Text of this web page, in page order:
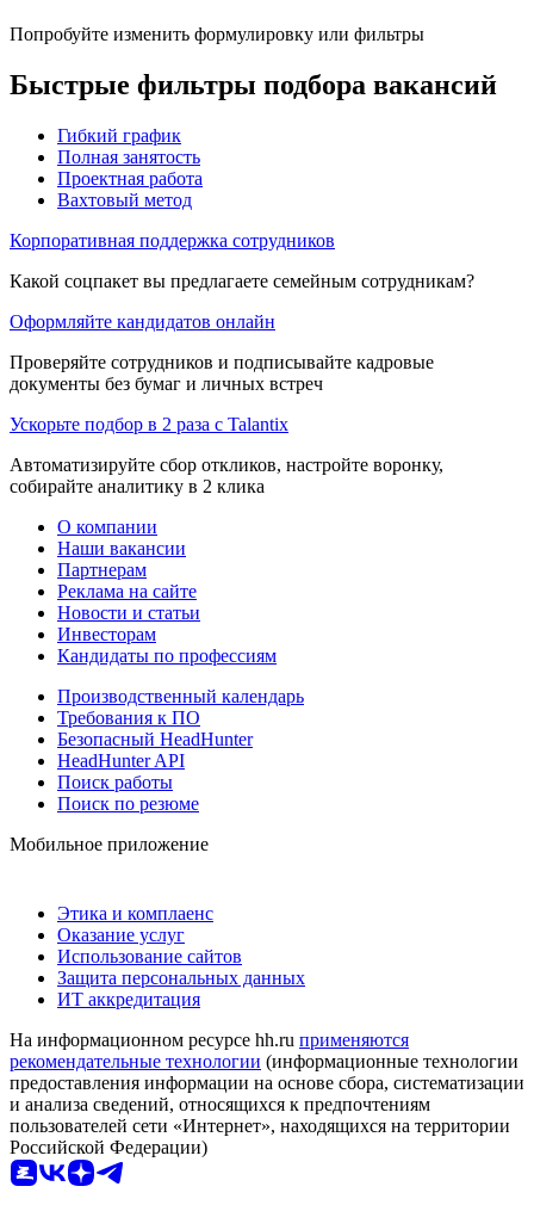
Попробуйте изменить формулировку или фильтры
Быстрые фильтры подбора вакансий
Гибкий график
Полная занятость
Проектная работа
Вахтовый метод
Корпоративная поддержка сотрудников
Какой соцпакет вы предлагаете семейным сотрудникам?
Оформляйте кандидатов онлайн
Проверяйте сотрудников и подписывайте кадровые
документы без бумаг и личных встреч
Ускорьте подбор в 2 раза с Talantix
Автоматизируйте сбор откликов, настройте воронку,
собирайте аналитику в 2 клика
О компании
Наши вакансии
Партнерам
Реклама на сайте
Новости и статьи
Инвесторам
Кандидаты по профессиям
Производственный календарь
Требования к ПО
Безопасный HeadHunter
HeadHunter API
Поиск работы
Поиск по резюме
Мобильное приложение
Этика и комплаенс
Оказание услуг
Использование сайтов
Защита персональных данных
ИТ аккредитация
На информационном ресурсе hh.ru применяются
рекомендательные технологии (информационные технологии
предоставления информации на основе сбора, систематизации
и анализа сведений, относящихся к предпочтениям
пользователей сети «Интернет», находящихся на территории
Российской Федерации)